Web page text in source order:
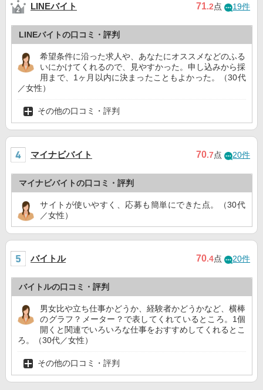
LINEバイト 71.2点 19件
LINEバイトの口コミ・評判
希望条件に沿った求人や、あなたにオススメなどのふる
いにかけてくれるので、見やすかった。申し込みから採
用まで、1ヶ月以内に決まったこともよかった。（30代
／女性）
その他の口コミ・評判
マイナビバイト 70.7点 20件
マイナビバイトの口コミ・評判
サイトが使いやすく、応募も簡単にできた点。（30代
／女性）
バイトル 70.4点 20件
バイトルの口コミ・評判
男女比や立ち仕事かどうか、経験者かどうかなど、横棒
のグラフ？メーター？で表してくれているところ。1個
開くと関連でいろいろな仕事をおすすめしてくれるとこ
ろ。（30代／女性）
その他の口コミ・評判